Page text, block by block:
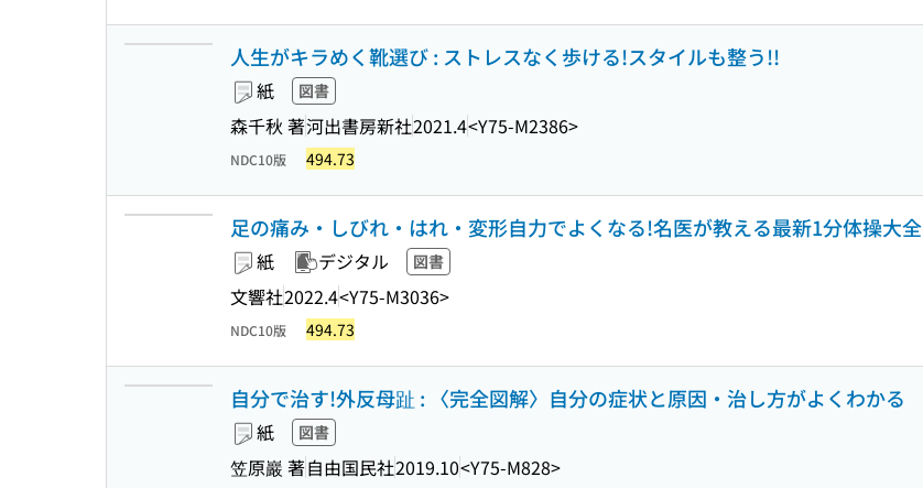
人生がキラめく靴選び : ストレスなく歩ける!スタイルも整う!!
紙 図書
森千秋 著河出書房新社2021.4<Y75-M2386>
NDC10版 494.73
足の痛み・しびれ・はれ・変形自力でよくなる!名医が教える最新1分体操大全
紙 デジタル 図書
文響社2022.4<Y75-M3036>
NDC10版 494.73
自分で治す!外反母趾 : 〈完全図解〉自分の症状と原因・治し方がよくわかる
紙 図書
笠原巖 著自由国民社2019.10<Y75-M828>